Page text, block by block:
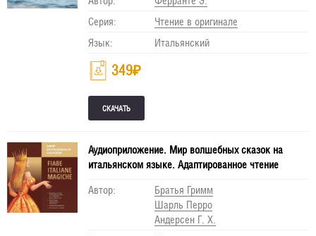
Серия:
Чтение в оригинале
Язык:
Итальянский
349₽
Аудиоприложение. Мир волшебных сказок на
итальянском языке. Адаптированное чтение
Автор:
Братья Гримм
Шарль Перро
Андерсен Г. Х.